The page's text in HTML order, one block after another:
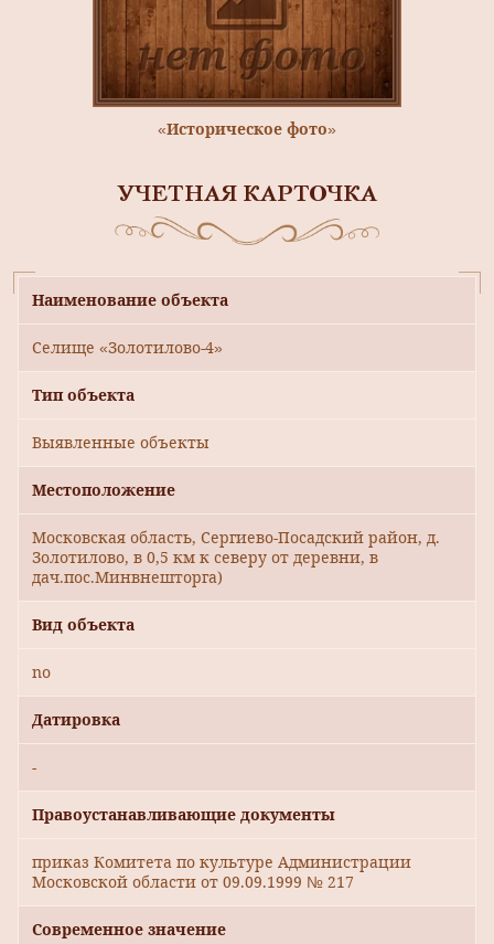
«Историческое фото»
УЧЕТНАЯ КАРТОЧКА
Наименование объекта
Селище «Золотилово-4»
Тип объекта
Выявленные объекты
Местоположение
Московская область, Сергиево-Посадский район, д.
Золотилово, в 0,5 км к северу от деревни, в
дач.пос.Минвнешторга)
Вид объекта
no
Датировка
-
Правоустанавливающие документы
приказ Комитета по культуре Администрации
Московской области от 09.09.1999 № 217
Современное значение